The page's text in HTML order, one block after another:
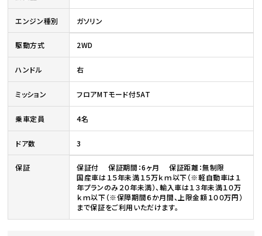
エンジン種別 ガソリン
駆動方式 2WD
ハンドル 右
ミッション フロアMTモード付5AT
乗車定員 4名
ドア数 3
保証
保証付 保証期間：6ヶ月 保証距離：無制限
国産車は１５年未満１５万ｋｍ以下（※軽自動車は１
年プランのみ２０年未満）、輸入車は１３年未満１０万
ｋｍ以下（※保障期間６か月間、上限金額１００万円）
まで保証をご利用いただけます。